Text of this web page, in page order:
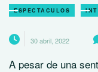
ESPECTACULOS
30 abril, 2022
A pesar de una